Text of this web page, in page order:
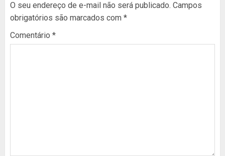
O seu endereço de e-mail não será publicado. Campos
obrigatórios são marcados com *
Comentário *